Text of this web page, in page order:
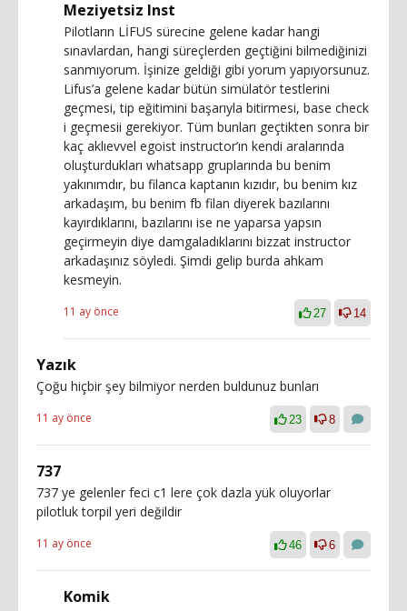
Meziyetsiz Inst
Pilotların LİFUS sürecine gelene kadar hangi
sınavlardan, hangi süreçlerden geçtiğini bilmediğinizi
sanmıyorum. İşinize geldiği gibi yorum yapıyorsunuz.
Lifus’a gelene kadar bütün simülatör testlerini
geçmesi, tip eğitimini başarıyla bitirmesi, base check
i geçmesii gerekiyor. Tüm bunları geçtikten sonra bir
kaç aklıevvel egoist instructor’ın kendi aralarında
oluşturdukları whatsapp gruplarında bu benim
yakınımdır, bu filanca kaptanın kızıdır, bu benim kız
arkadaşım, bu benim fb filan diyerek bazılarını
kayırdıklarını, bazılarını ise ne yaparsa yapsın
geçirmeyin diye damgaladıklarını bizzat instructor
arkadaşınız söyledi. Şimdi gelip burda ahkam
kesmeyin.
11 ay önce 27 14
Yazık
Çoğu hiçbir şey bilmiyor nerden buldunuz bunları
11 ay önce 23 8
737
737 ye gelenler feci c1 lere çok dazla yük oluyorlar
pilotluk torpil yeri değildir
11 ay önce 46 6
Komik